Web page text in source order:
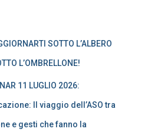
SOTTO L’ALBERO
L’OMBRELLONE!
11 LUGLIO 2026:
Il viaggio dell’ASO tra
e gesti che fanno la